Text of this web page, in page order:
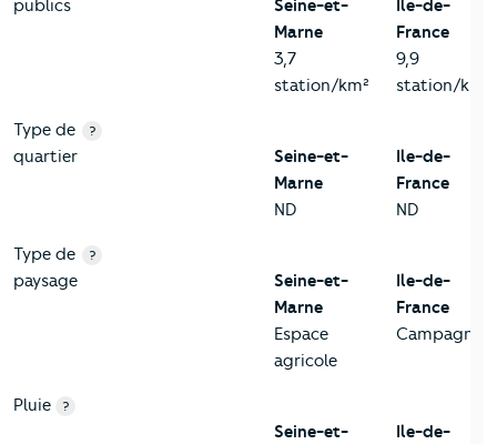
publics
Seine-et-
Marne
3,7
station/km²
Ile-de-
France
9,9
station/km²
Type de
quartier
?
Seine-et-
Marne
ND
Ile-de-
France
ND
Type de
paysage
?
Seine-et-
Marne
Espace
agricole
Ile-de-
France
Campagne
Pluie ?
Seine-et-
Ile-de-